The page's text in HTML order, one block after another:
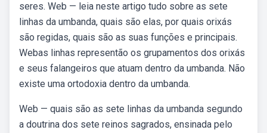
seres. Web — leia neste artigo tudo sobre as sete
linhas da umbanda, quais são elas, por quais orixás
são regidas, quais são as suas funções e principais.
Webas linhas representão os grupamentos dos orixás
e seus falangeiros que atuam dentro da umbanda. Não
existe uma ortodoxia dentro da umbanda.
Web — quais são as sete linhas da umbanda segundo
a doutrina dos sete reinos sagrados, ensinada pelo